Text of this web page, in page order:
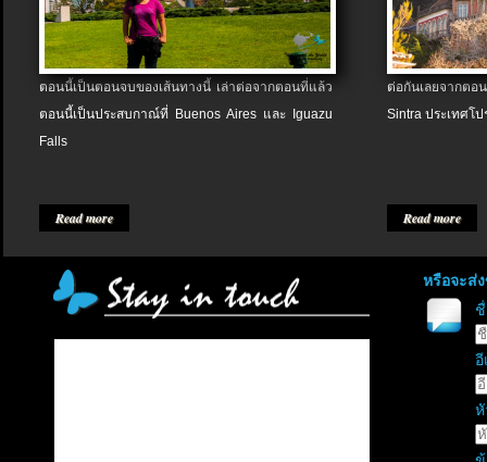
ตอนนี้เป็นตอนจบของเส้นทางนี้ เล่าต่อจากตอนที่แล้ว
ตอนนี้เป็นประสบกาณ์ที่ Buenos Aires และ Iguazu
Falls
Read more
ต่อกันเลยจากต
Sintra ประเทศโป
Read more
หรือจะส่
อี
หั